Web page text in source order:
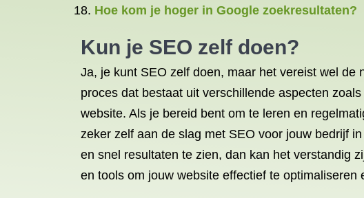
Hoe kom je hoger in Google zoekresultaten?
Kun je SEO zelf doen?
Ja, je kunt SEO zelf doen, maar het vereist wel
proces dat bestaat uit verschillende aspecten zoals
website. Als je bereid bent om te leren en
zeker zelf aan de slag met SEO voor jouw bedrijf
en snel resultaten te zien, dan kan het verstandig
en tools om jouw website effectief te